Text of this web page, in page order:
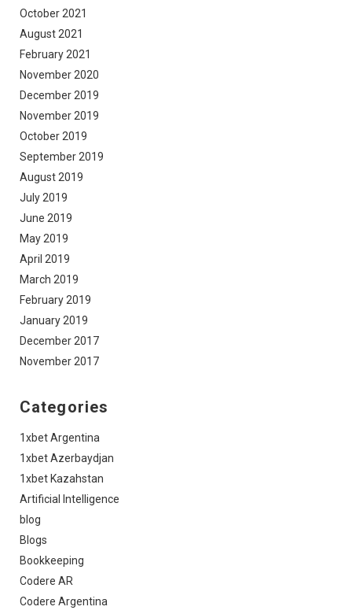
October 2021
August 2021
February 2021
November 2020
December 2019
November 2019
October 2019
September 2019
August 2019
July 2019
June 2019
May 2019
April 2019
March 2019
February 2019
January 2019
December 2017
November 2017
Categories
1xbet Argentina
1xbet Azerbaydjan
1xbet Kazahstan
Artificial Intelligence
blog
Blogs
Bookkeeping
Codere AR
Codere Argentina